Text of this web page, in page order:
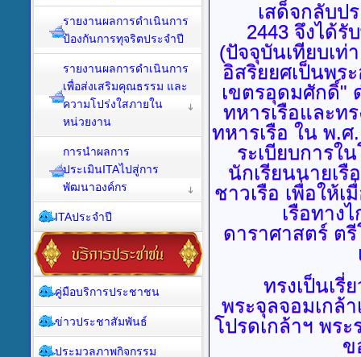
เสด็จกลับประ
2443 จึงได้รั
(ปัจจุบันเทียบเท่
อิสริยยศเป็นพร
เขตรอุดมศักดิ์"
ทหารเรือและท
ทหารเรือ ใน พ.ศ
ระเบียบการใ
นักเรียนนายเ
ชาวเรือ เพื่อให้
เรือทาง
ดาราศาสตร์ ต
ทรงเป็นเรี่ย
พระจุลจอมเกล้
โปรดเกล้าฯ พร
ข
รายงานผลการดำเนินการ
ป้องกันการทุจริตประจำปี
รายงานผลการดำเนินการ
เพื่อส่งเสริมคุณธรรม และ
ความโปร่งใสภายใน
หน่วยงาน
การนำผลการ
ประเมินITAไปสู่การ
พัฒนาองค์กร
ITAประจำปี
คู่มือบริการประชาชน
ข่าวประชาสัมพันธ์
ประมวลภาพกิจกรรม